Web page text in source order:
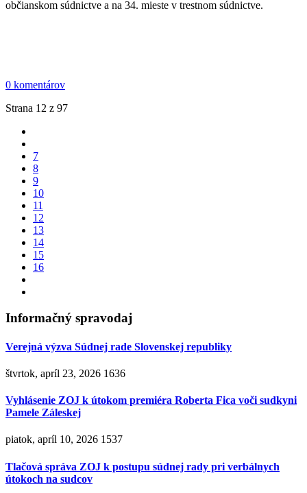
občianskom súdnictve a na 34. mieste v trestnom súdnictve.
0 komentárov
Strana 12 z 97
7
8
9
10
11
12
13
14
15
16
Informačný spravodaj
Verejná výzva Súdnej rade Slovenskej republiky
štvrtok, apríl 23, 2026 1636
Vyhlásenie ZOJ k útokom premiéra Roberta Fica voči sudkyni
Pamele Záleskej
piatok, apríl 10, 2026 1537
Tlačová správa ZOJ k postupu súdnej rady pri verbálnych
útokoch na sudcov